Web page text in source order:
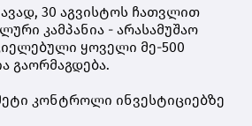
30 აგვისტოს ჩათვლით
კამპანია - არასამუშაო
ყოველი მე-500
გაორმაგდება.
კონტროლი ინვესტიციებზე